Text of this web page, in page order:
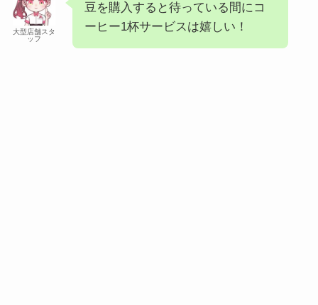
大型店舗スタ
ッフ
豆を購入すると待っている間にコ
ーヒー1杯サービスは嬉しい！